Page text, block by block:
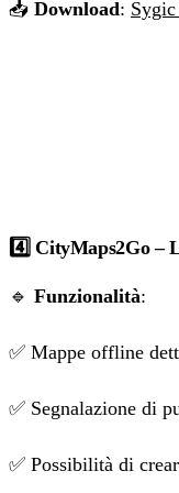
📥 Download:
4️⃣ CityMaps2Go –
🔹 Funzionalità:
✅ Mappe offline
✅ Segnalazione di
✅ Possibilità di